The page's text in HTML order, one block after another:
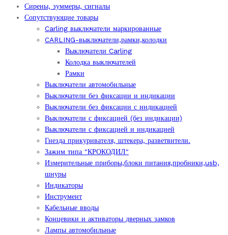
Сирены, зуммеры, сигналы
Сопутствующие товары
Carling выключатели маркированные
CARLING-выключатели,рамки,колодки
Выключатели Carling
Колодка выключателей
Рамки
Выключатели автомобильные
Выключатели без фиксации и индикации
Выключатели без фиксации с индикацией
Выключатели с фиксацией (без индикации)
Выключатели с фиксацией и индикацией
Гнезда прикуривателя, штекера, разветвители.
Зажим типа "КРОКОДИЛ"
Измерительные приборы,блоки питания,пробники,usb,
шнуры
Индикаторы
Инструмент
Кабельные вводы
Концевики и активаторы дверных замков
Лампы автомобильные